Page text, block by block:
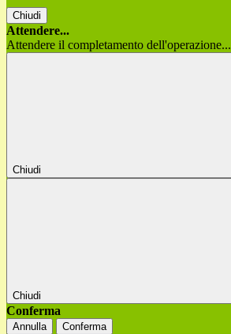
Chiudi
Attendere...
Attendere il completamento dell'operazione...
Chiudi
Chiudi
Conferma
Annulla Conferma